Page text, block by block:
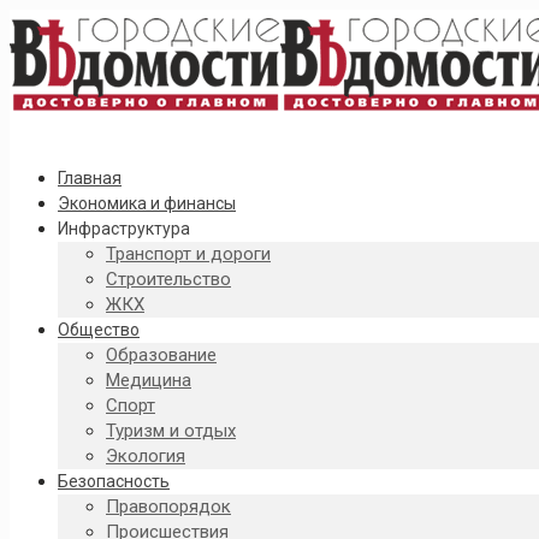
Главная
Экономика и финансы
Инфраструктура
Транспорт и дороги
Строительство
ЖКХ
Общество
Образование
Медицина
Спорт
Туризм и отдых
Экология
Безопасность
Правопорядок
Происшествия